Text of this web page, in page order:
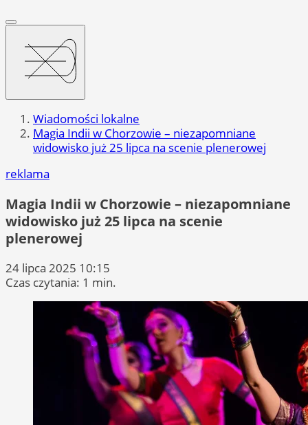
Wiadomości lokalne
Magia Indii w Chorzowie – niezapomniane
widowisko już 25 lipca na scenie plenerowej
reklama
Magia Indii w Chorzowie – niezapomniane
widowisko już 25 lipca na scenie
plenerowej
24 lipca 2025 10:15
Czas czytania: 1 min.